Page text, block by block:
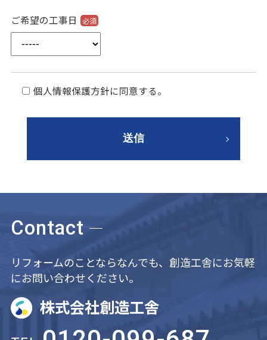
ご希望の工事日 必須
個人情報保護方針に同意する。
Contact
リフォームのことならなんでも、創造工舎にお気軽
にお問い合わせください。
株式会社創造工舎